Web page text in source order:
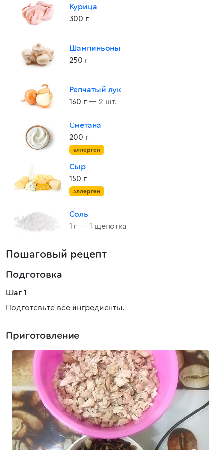
Курица
300 г
Шампиньоны
250 г
Репчатый лук
160 г — 2 шт.
Сметана
200 г
аллерген
Сыр
150 г
аллерген
Соль
1 г — 1 щепотка
Пошаговый рецепт
Подготовка
Шаг 1
Подготовьте все ингредиенты.
Приготовление